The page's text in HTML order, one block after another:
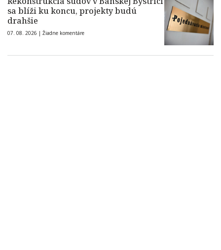
sa blíži ku koncu, projekty budú
drahšie
07. 08. 2026 | Žiadne komentáre